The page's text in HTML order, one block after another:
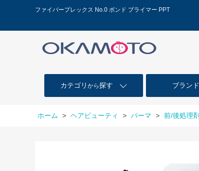
ファイバープレックス No.0 ボンド プライマー PPT
カテゴリ から探す ブランド
ホーム > ヘアビューティ > パーマ > 前/後処理剤